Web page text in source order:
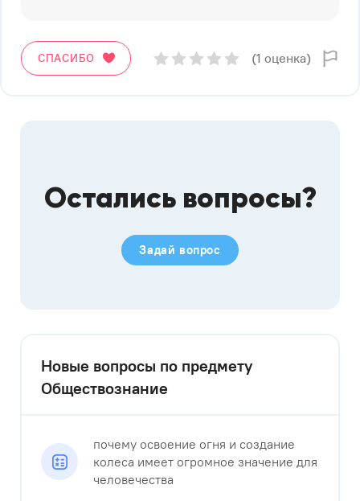
СПАСИБО (1 оценка)
Остались вопросы?
Задай вопрос
Новые вопросы по предмету
Обществознание
почему освоение огня и создание
колеса имеет огромное значение для
человечества